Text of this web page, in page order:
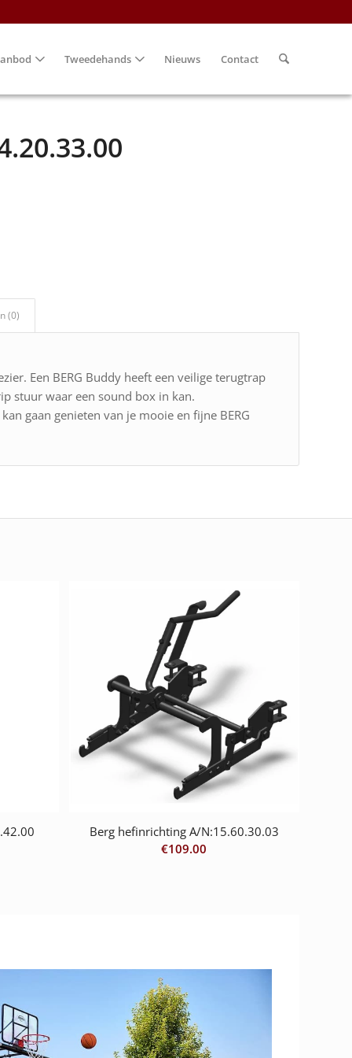
Tweedehands Nieuws Contact
(0)
Een BERG Buddy heeft een veilige terugtrap
stuur waar een sound box in kan.
gaan genieten van je mooie en fijne BERG
Berg hefinrichting A/N:15.60.30.03
€109.00